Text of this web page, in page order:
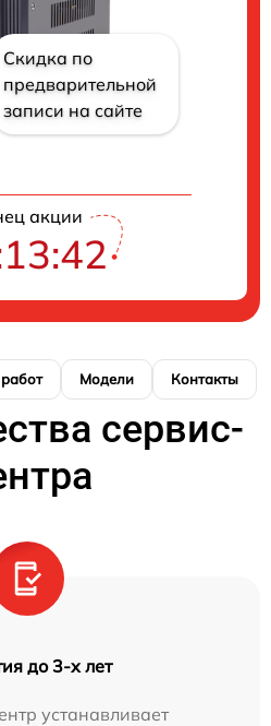
Скидка по
предварительной
записи на сайте
акции
Модели Контакты
сервис-
до 3-х лет
устанавливает